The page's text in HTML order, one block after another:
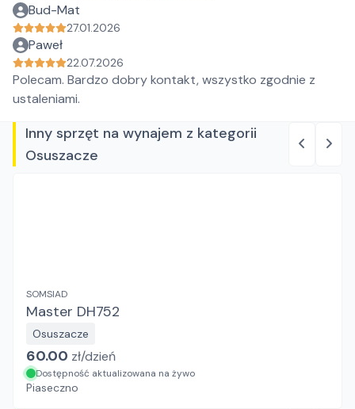
Bud-Mat
27.01.2026
Paweł
22.07.2026
Polecam. Bardzo dobry kontakt, wszystko zgodnie z
ustaleniami.
Inny sprzęt na wynajem z kategorii
Osuszacze
SOMSIAD
Master DH752
Osuszacze
60.00 zł/dzień
Dostępność aktualizowana na żywo
Piaseczno